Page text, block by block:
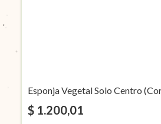
Esponja Vegetal Solo Centro
$ 1.200,01